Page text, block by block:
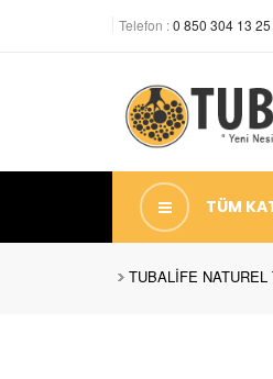
Telefon :0 850 304 13 25
TÜM
TUBALİFE